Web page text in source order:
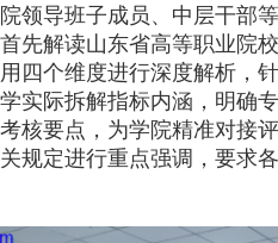
领导班子成员、中层干部
解读山东省高等职业院校
四个维度进行深度解析，
实际拆解指标内涵，明确
核要点，为学院精准对接
规定进行重点强调，要求